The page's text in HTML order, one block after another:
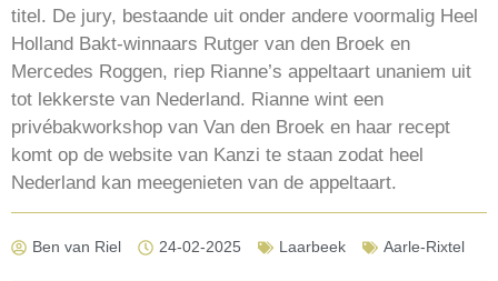
titel. De jury, bestaande uit onder andere voormalig Heel
Holland Bakt-winnaars Rutger van den Broek en
Mercedes Roggen, riep Rianne’s appeltaart unaniem uit
tot lekkerste van Nederland. Rianne wint een
privébakworkshop van Van den Broek en haar recept
komt op de website van Kanzi te staan zodat heel
Nederland kan meegenieten van de appeltaart.
Ben van Riel 24-02-2025 Laarbeek Aarle-Rixtel